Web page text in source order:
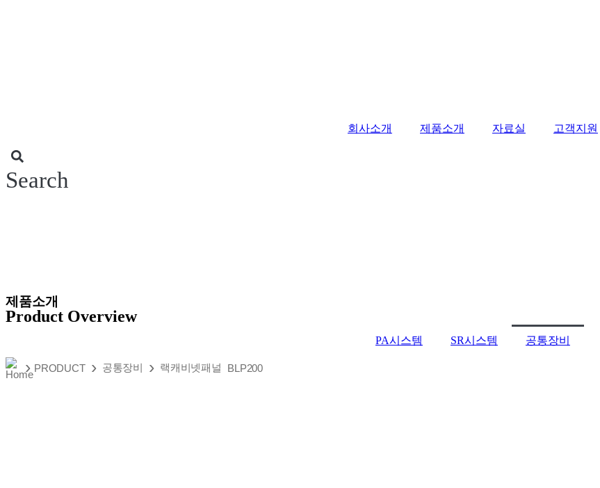
회사소개
제품소개 자료실 고객지원
Search
제품소개
Product Overview
PA시스템 SR시스템 공통장비
› PRODUCT › 공통장비 › 랙캐비넷패널 BLP200